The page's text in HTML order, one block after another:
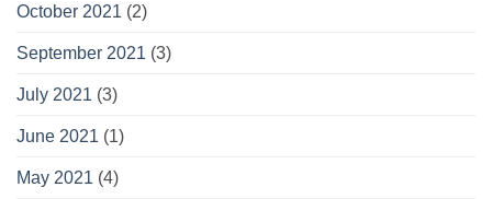
October 2021 (2)
September 2021 (3)
July 2021 (3)
June 2021 (1)
May 2021 (4)